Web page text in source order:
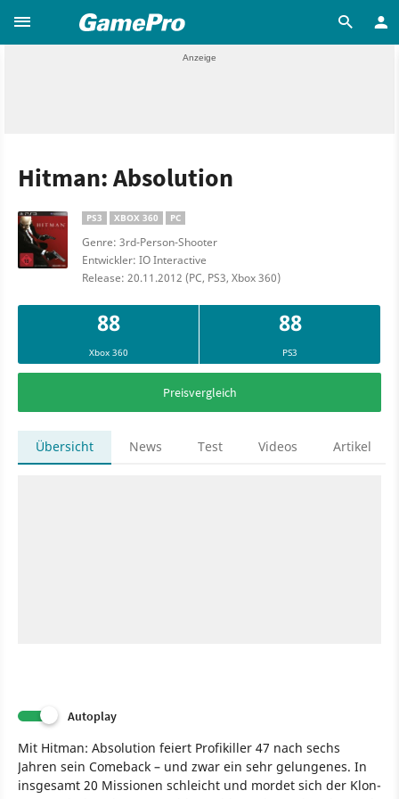
Hitman: Absolution
PS3 XBOX 360 PC
Genre: 3rd-Person-Shooter
Entwickler: IO Interactive
Release: 20.11.2012 (PC, PS3, Xbox 360)
88
Xbox 360
88
PS3
Preisvergleich
Übersicht News Test Videos Artikel
Autoplay
Mit Hitman: Absolution feiert Profikiller 47 nach sechs
Jahren sein Comeback – und zwar ein sehr gelungenes. In
insgesamt 20 Missionen schleicht und mordet sich der Klon-